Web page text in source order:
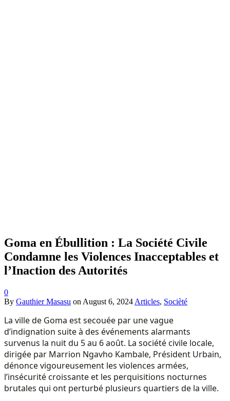
Goma en Ébullition : La Société Civile
Condamne les Violences Inacceptables et
l’Inaction des Autorités
0
By Gauthier Masasu on August 6, 2024 Articles, Socièté
La ville de Goma est secouée par une vague
d’indignation suite à des événements alarmants
survenus la nuit du 5 au 6 août. La société civile locale,
dirigée par Marrion Ngavho Kambale, Président Urbain,
dénonce vigoureusement les violences armées,
l’insécurité croissante et les perquisitions nocturnes
brutales qui ont perturbé plusieurs quartiers de la ville.